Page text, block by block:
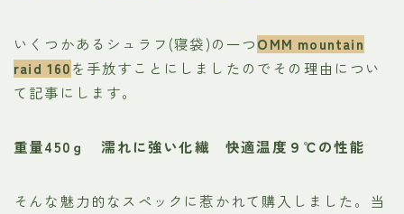
いくつかあるシュラフ(寝袋)の一つOMM mountain
raid 160を手放すことにしましたのでその理由につい
て記事にします。
重量450ｇ 濡れに強い化繊 快適温度９℃の性能
そんな魅力的なスペックに惹かれて購入しました。当